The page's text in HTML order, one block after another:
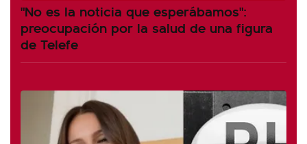
"No es la noticia que esperábamos":
preocupación por la salud de una figura
de Telefe